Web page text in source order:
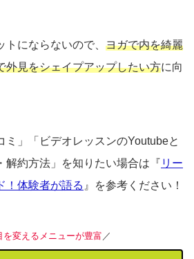
にならないので、 ヨガで内を綺麗
外見をシェイプアップしたい方に向
ミ」「ビデオレッスンのYoutubeと
解約方法」を知りたい場合は『 リー
！体験者が語る 』を参考ください！
を変えるメニューが豊富 ／